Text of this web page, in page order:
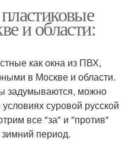
и области:
как окна из ПВХ,
в Москве и области.
задумываются, можно
суровой русской
все "за" и "против"
период.